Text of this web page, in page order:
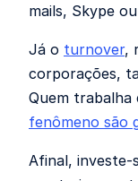
mails, Skype
Já o turnover,
corporações,
Quem trabalha
fenômeno são
Afinal, investe-